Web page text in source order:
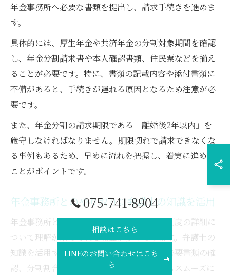
年金事務所へ必要な書類を提出し、請求手続きを進めま
す。
具体的には、厚生年金や共済年金の分割対象期間を確認
し、年金分割請求書や本人確認書類、住民票などを揃え
ることが必要です。特に、書類の記載内容や添付書類に
不備があると、手続きが遅れる原因となるため注意が必
要です。
また、年金分割の請求期限である「離婚後2年以内」を
厳守しなければなりません。期限切れで請求できなくな
る事例もあるため、早めに流れを把握し、着実に進める
ことがポイントです。
年金事務所とのやり取りに弁護士の知識を活用
年金事務所とのやり取りでは、専門用語や制度の詳細に
ついて理解が求められる場面が多々あります。弁護士の
知識を活用することで、書類の記載方法や必要書類の確
認、分割割合の算出方法など、複雑な部分もスムーズに
075-741-8904
相談はこちら
LINEのお問い合わせはこち
ら